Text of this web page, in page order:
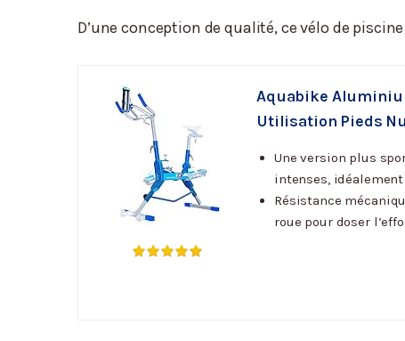
D’une conception de qualité, ce vélo de
Aquabike
Utilisation Pieds
Une version plus
intenses,
Résistance
roue pour doser